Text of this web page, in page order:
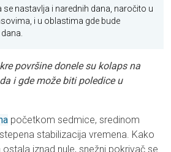
se nastavlja i narednih dana, naročito u
i u oblastima gde bude
površine donele su kolaps na
i gde može biti poledice u
početkom sedmice, sredinom
stabilizacija vremena. Kako
iznad nule, snežni pokrivač se